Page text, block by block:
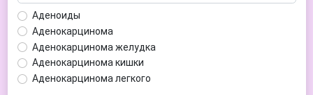
Аденоиды
Аденокарцинома
Аденокарцинома желудка
Аденокарцинома кишки
Аденокарцинома легкого